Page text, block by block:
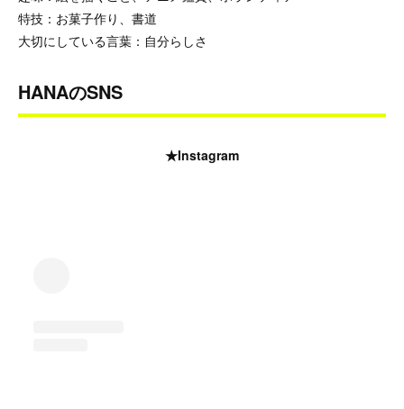
特技：お菓子作り、書道
大切にしている言葉：自分らしさ
HANAのSNS
★Instagram